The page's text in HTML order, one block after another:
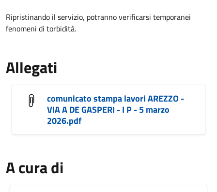
Ripristinando il servizio, potranno verificarsi temporanei
fenomeni di torbidità.
Allegati
comunicato stampa lavori AREZZO -
VIA A DE GASPERI - I P - 5 marzo
2026.pdf
A cura di